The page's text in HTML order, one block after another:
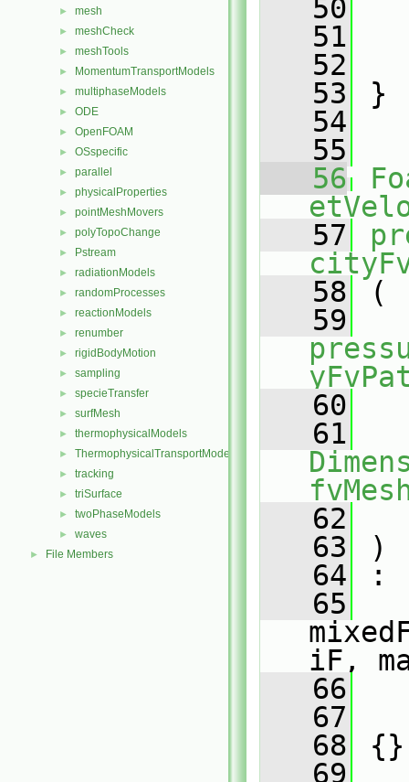
► mesh
► meshCheck
► meshTools
► MomentumTransportModels
► multiphaseModels
► ODE
► OpenFOAM
► OSspecific
► parallel
► physicalProperties
► pointMeshMovers
► polyTopoChange
► Pstream
► radiationModels
► randomProcesses
► reactionModels
► renumber
► rigidBodyMotion
► sampling
► specieTransfer
► surfMesh
► thermophysicalModels
► ThermophysicalTransportModels
► tracking
► triSurface
► twoPhaseModels
► waves
► File Members
   50
   51
   52
   53
}
   54
   55
   56
   57
   58
(
   59
   60
   61
   62
   63
)
   64
:
   65
iF,
   66
   67
   68
{}
   69